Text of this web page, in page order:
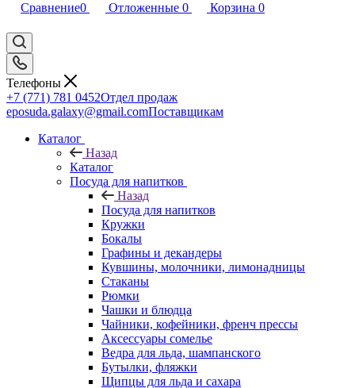
Сравнение0 Отложенные 0 Корзина 0
Телефоны
+7 (771) 781 0452Отдел продаж
eposuda.galaxy@gmail.comПоставщикам
Каталог
Назад
Каталог
Посуда для напитков
Назад
Посуда для напитков
Кружки
Бокалы
Графины и декандеры
Кувшины, молочники, лимонадницы
Стаканы
Рюмки
Чашки и блюдца
Чайники, кофейники, френч прессы
Аксессуары сомелье
Ведра для льда, шампанского
Бутылки, фляжки
Щипцы для льда и сахара